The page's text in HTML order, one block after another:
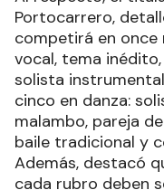
Portocarrero,
competirá en once
vocal, tema
solista
cinco en danza:
malambo, pareja
baile tradicional y
Además, destacó
cada rubro deben